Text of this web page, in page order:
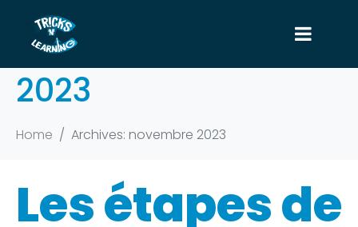
Mois :
2023
Home Archives: novembre 2023
Les étapes de